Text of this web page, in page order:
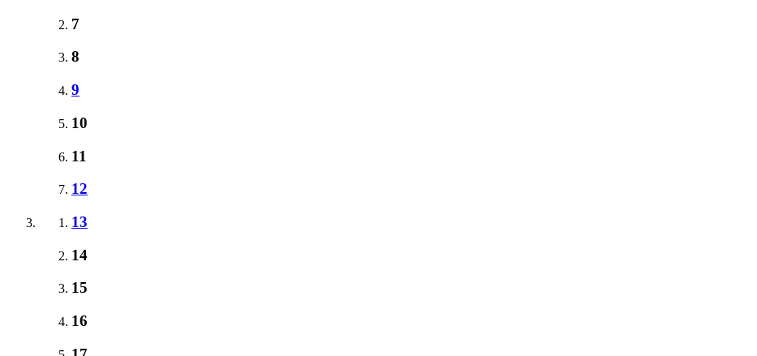
7
8
9
10
11
12
13
14
15
16